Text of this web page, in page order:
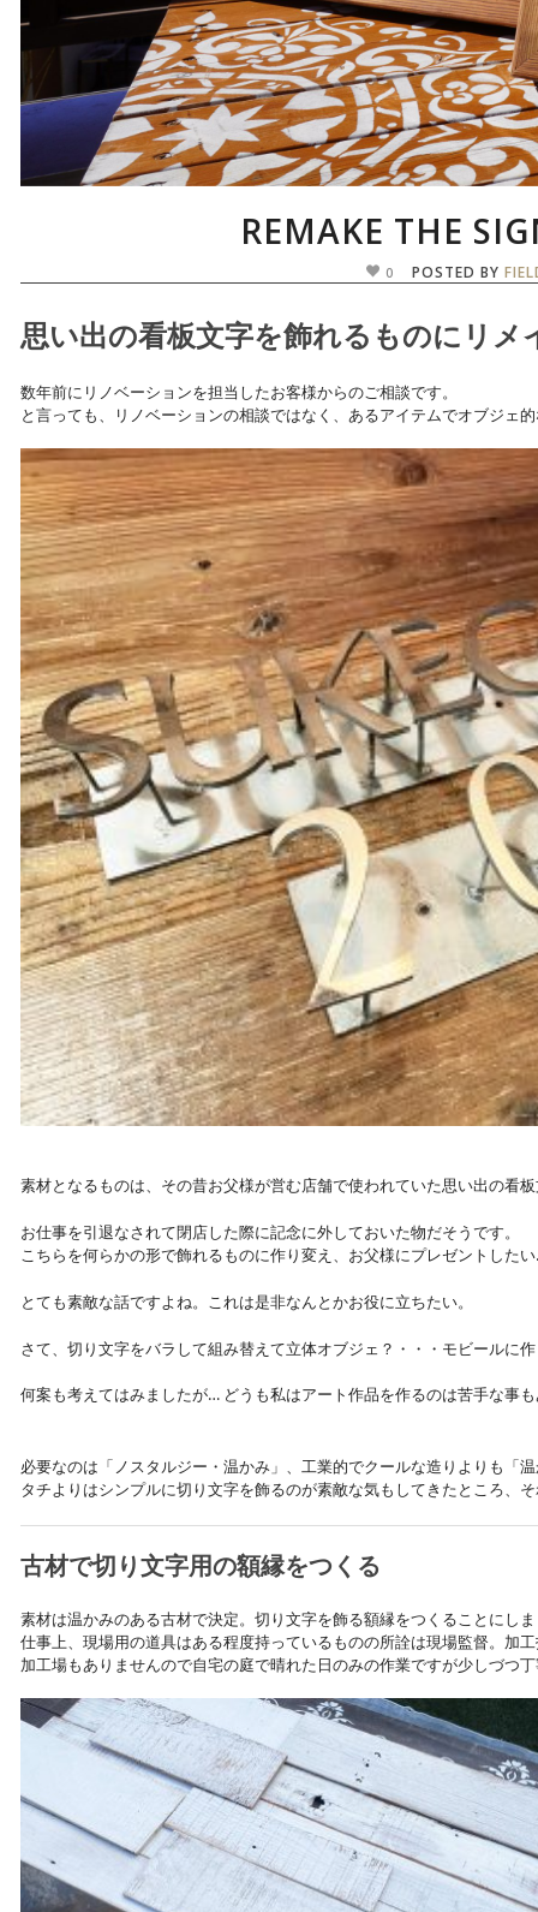
REMAKE THE
0 POSTED BY
思い出の看板文字を飾れるものにリメ
数年前にリノベーションを担当したお客様からのご相談です。
と言っても、リノベーションの相談ではなく、あるアイテムでオブジェ
素材となるものは、その昔お父様が営む店舗で使われていた思い出の看
お仕事を引退なされて閉店した際に記念に外しておいた物だそうです。
こちらを何らかの形で飾れるものに作り変え、お父様にプレゼントした
とても素敵な話ですよね。これは是非なんとかお役に立ちたい。
さて、切り文字をバラして組み替えて立体オブジェ？・・・モビールに
何案も考えてはみましたが… どうも私はアート作品を作るのは苦手な事
必要なのは「ノスタルジー・温かみ」、工業的でクールな造りよりも「
タチよりはシンプルに切り文字を飾るのが素敵な気もしてきたところ、
古材で切り文字用の額縁をつくる
素材は温かみのある古材で決定。切り文字を飾る額縁をつくることにし
仕事上、現場用の道具はある程度持っているものの所詮は現場監督。加
加工場もありませんので自宅の庭で晴れた日のみの作業ですが少しづつ